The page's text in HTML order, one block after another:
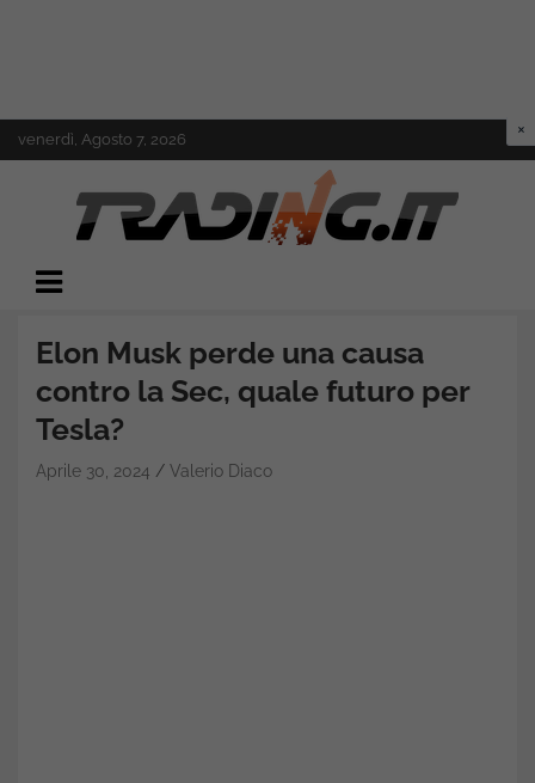
to
venerdì, Agosto 7, 2026
Trading.it
Elon Musk perde una causa
contro la Sec, quale futuro per
Tesla?
Aprile 30, 2024 Valerio Diaco